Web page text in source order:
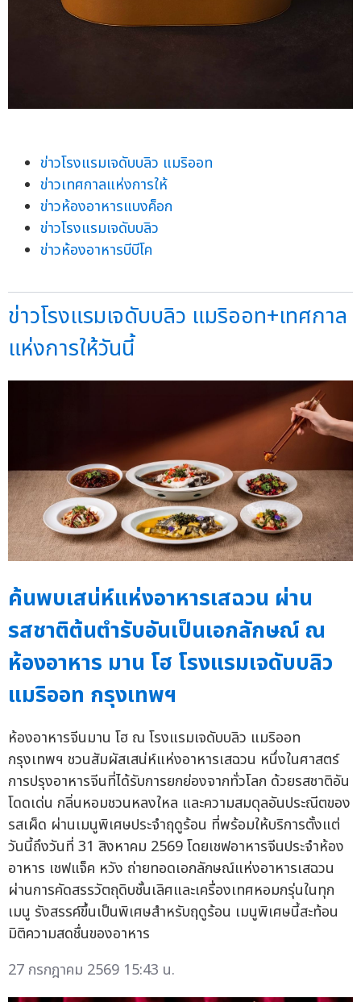
ข่าวโรงแรมเจดับบลิว แมริออท
ข่าวเทศกาลแห่งการให้
ข่าวห้องอาหารแบงค็อก
ข่าวโรงแรมเจดับบลิว
ข่าวห้องอาหารบีบีโค
ข่าวโรงแรมเจดับบลิว แมริออท+เทศกาล
แห่งการให้วันนี้
ค้นพบเสน่ห์แห่งอาหารเสฉวน ผ่าน
รสชาติต้นตำรับอันเป็นเอกลักษณ์ ณ
ห้องอาหาร มาน โฮ โรงแรมเจดับบลิว
แมริออท กรุงเทพฯ
ห้องอาหารจีนมาน โฮ ณ โรงแรมเจดับบลิว แมริออท
กรุงเทพฯ ชวนสัมผัสเสน่ห์แห่งอาหารเสฉวน หนึ่งในศาสตร์
การปรุงอาหารจีนที่ได้รับการยกย่องจากทั่วโลก ด้วยรสชาติอัน
โดดเด่น กลิ่นหอมชวนหลงใหล และความสมดุลอันประณีตของ
รสเผ็ด ผ่านเมนูพิเศษประจำฤดูร้อน ที่พร้อมให้บริการตั้งแต่
วันนี้ถึงวันที่ 31 สิงหาคม 2569 โดยเชฟอาหารจีนประจำห้อง
อาหาร เชฟแจ็ค หวัง ถ่ายทอดเอกลักษณ์แห่งอาหารเสฉวน
ผ่านการคัดสรรวัตถุดิบชั้นเลิศและเครื่องเทศหอมกรุ่นในทุก
เมนู รังสรรค์ขึ้นเป็นพิเศษสำหรับฤดูร้อน เมนูพิเศษนี้สะท้อน
มิติความสดชื่นของอาหาร
27 กรกฎาคม 2569 15:43 น.